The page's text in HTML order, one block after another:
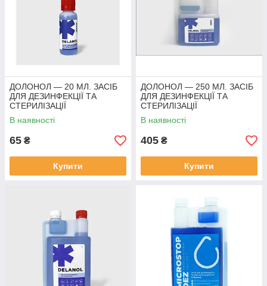
ДОЛОНОЛ — 20 МЛ. ЗАСІБ
ДЛЯ ДЕЗИНФЕКЦІЇ ТА
СТЕРИЛІЗАЦІЇ
ІНСТРУМЕНТІВ
В наявності
65 ₴
Купити
ДОЛОНОЛ — 250 МЛ. ЗАСІБ
ДЛЯ ДЕЗИНФЕКЦІЇ ТА
СТЕРИЛІЗАЦІЇ
ІНСТРУМЕНТІВ
В наявності
405 ₴
Купити